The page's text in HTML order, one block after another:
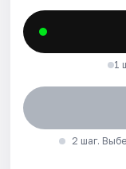
1
2 шаг.